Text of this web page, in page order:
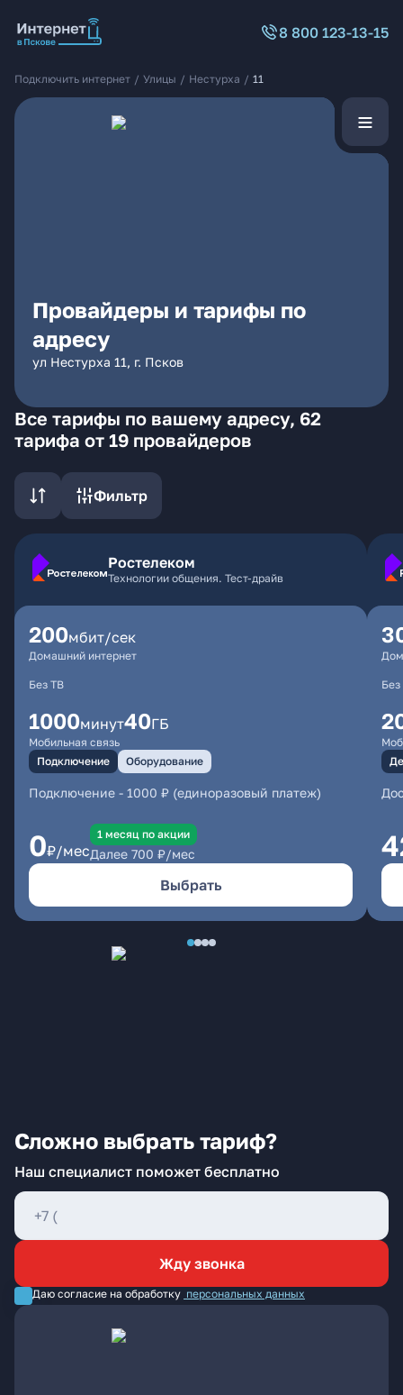
8 800 123-13-15
Подключить интернет / Улицы / Нестурха / 11
Провайдеры и тарифы по
адресу
ул Нестурха 11, г. Псков
Все тарифы по вашему адресу, 62
тарифа от 19 провайдеров
Фильтр
Ростелеком
Технологии общения. Тест-драйв
200мбит/сек
Домашний интернет
Без ТВ
1000минут40ГБ
Мобильная связь
Подключение
Оборудование
Подключение - 1000 ₽ (единоразовый платеж)
0₽/мес
1 месяц по акции
Далее 700 ₽/мес
Выбрать
Сложно выбрать тариф?
Наш специалист поможет бесплатно
Жду звонка
Даю согласие на обработку персональных данных